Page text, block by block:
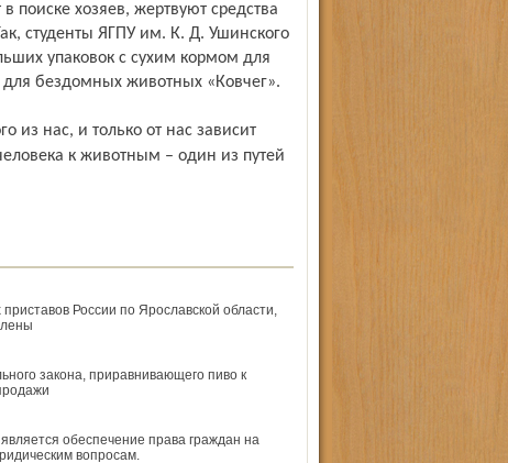
поиске хозяев, жертвуют средства
студенты ЯГПУ им. К. Д. Ушинского
упаковок с сухим кормом для
бездомных животных «Ковчег».
к животным – один из путей
России по Ярославской области,
закона, приравнивающего пиво к
обеспечение права граждан на
вопросам.